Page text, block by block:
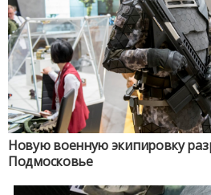
Новую военную экипировку
Подмосковье